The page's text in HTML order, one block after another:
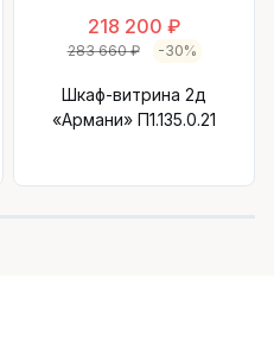
218 200 ₽
283 660 ₽ -30%
Шкаф-витрина 2д
«Армани» П1.135.0.21